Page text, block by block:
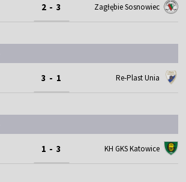
2 - 3 Zagłębie Sosnowiec
3 - 1 Re-Plast Unia
1 - 3 KH GKS Katowice